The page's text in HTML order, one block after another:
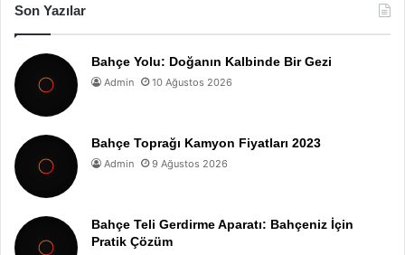
Son Yazılar
Bahçe Yolu: Doğanın Kalbinde Bir Gezi
Admin 10 Ağustos 2026
Bahçe Toprağı Kamyon Fiyatları 2023
Admin 9 Ağustos 2026
Bahçe Teli Gerdirme Aparatı: Bahçeniz İçin
Pratik Çözüm